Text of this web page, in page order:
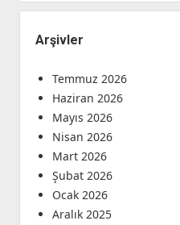
Arşivler
Temmuz 2026
Haziran 2026
Mayıs 2026
Nisan 2026
Mart 2026
Şubat 2026
Ocak 2026
Aralık 2025